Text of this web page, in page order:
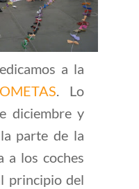
a la
. Lo
diciembre y
parte de la
a los coches
principio del